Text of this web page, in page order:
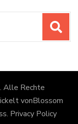
. Alle Rechte
vonBlossom
. Privacy Policy